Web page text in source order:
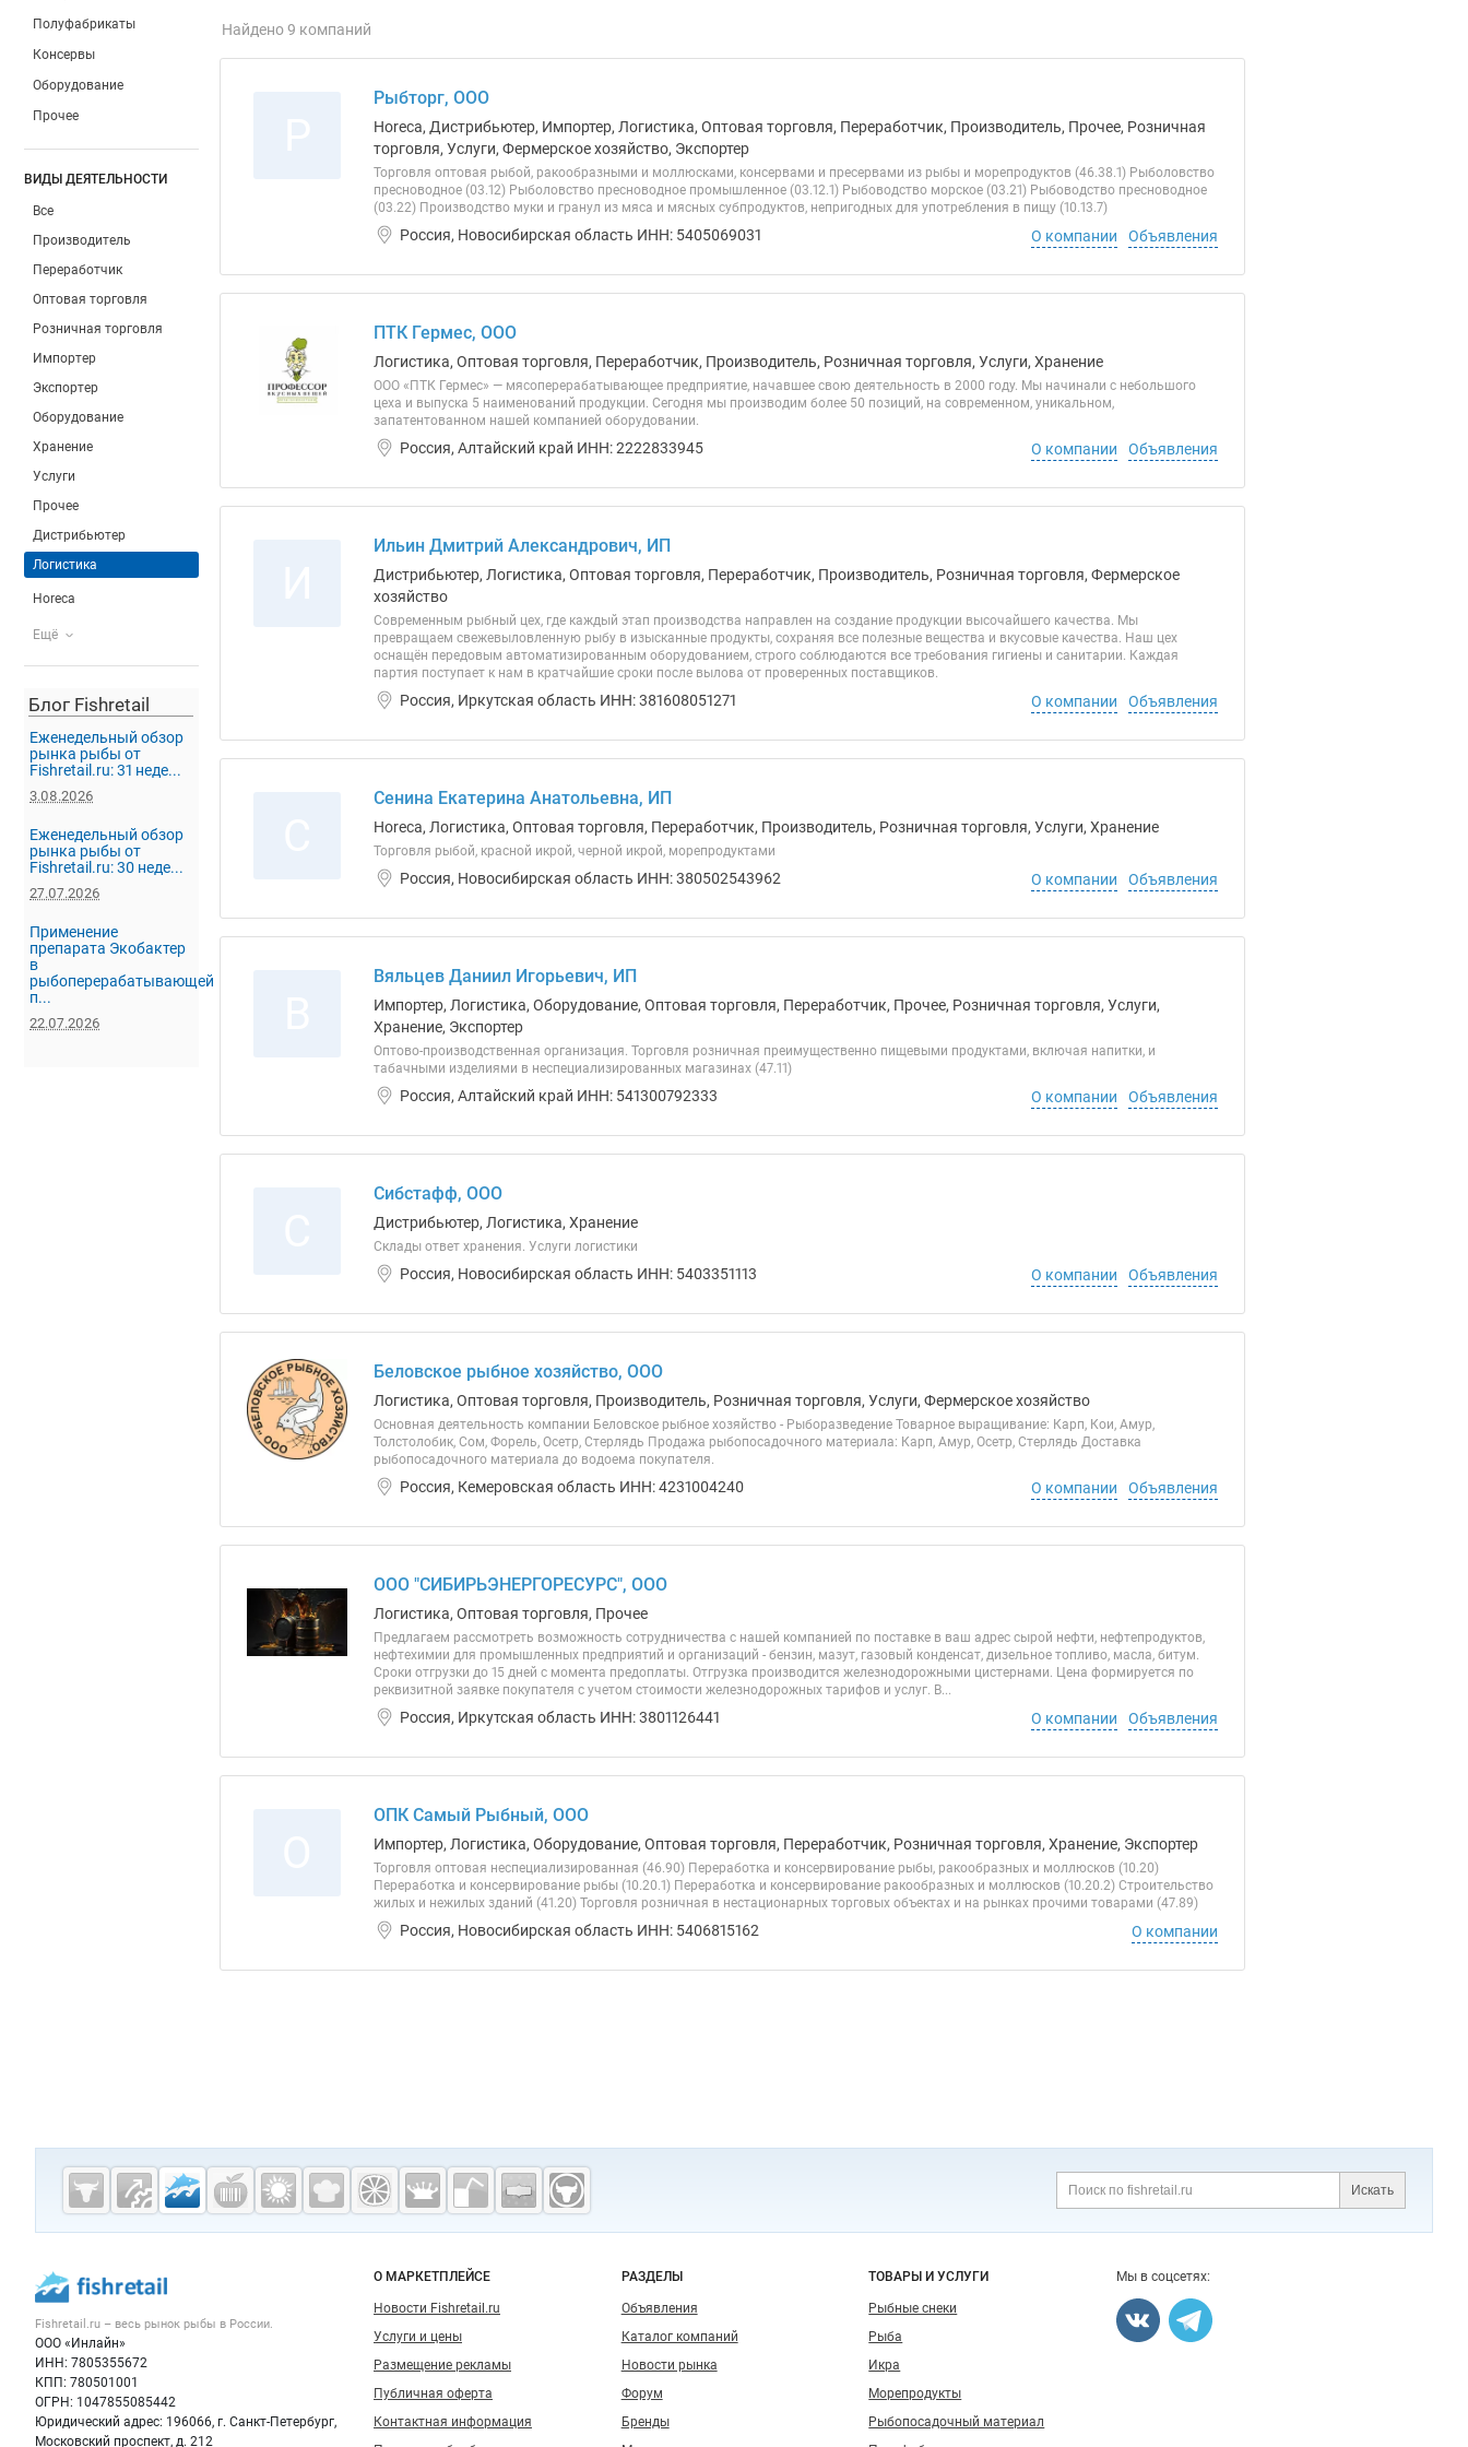
Полуфабрикаты
Консервы
Оборудование
Прочее
ВИДЫ ДЕЯТЕЛЬНОСТИ
Все
Производитель
Переработчик
Оптовая торговля
Розничная торговля
Импортер
Экспортер
Оборудование
Хранение
Услуги
Прочее
Дистрибьютер
Логистика
Horeca
Ещё
Блог Fishretail
Еженедельный обзор
рынка рыбы от
Fishretail.ru: 31 неде...
3.08.2026
Еженедельный обзор
рынка рыбы от
Fishretail.ru: 30 неде...
27.07.2026
Применение
препарата Экобактер
в
рыбоперерабатывающей
п...
22.07.2026
Найдено 9 компаний
Рыбторг, ООО
Horeca, Дистрибьютер, Импортер, Логистика, Оптовая торговля, Переработчик, Производитель, Прочее, Розничная
торговля, Услуги, Фермерское хозяйство, Экспортер
Торговля оптовая рыбой, ракообразными и моллюсками, консервами и пресервами из рыбы и морепродуктов (46.38.1) Рыболовство
пресноводное (03.12) Рыболовство пресноводное промышленное (03.12.1) Рыбоводство морское (03.21) Рыбоводство пресноводное
(03.22) Производство муки и гранул из мяса и мясных субпродуктов, непригодных для употребления в пищу (10.13.7)
Россия, Новосибирская область ИНН: 5405069031 О компании Объявления
ПТК Гермес, ООО
Логистика, Оптовая торговля, Переработчик, Производитель, Розничная торговля, Услуги, Хранение
ООО «ПТК Гермес» — мясоперерабатывающее предприятие, начавшее свою деятельность в 2000 году. Мы начинали с небольшого
цеха и выпуска 5 наименований продукции. Сегодня мы производим более 50 позиций, на современном, уникальном,
запатентованном нашей компанией оборудовании.
Россия, Алтайский край ИНН: 2222833945 О компании Объявления
Ильин Дмитрий Александрович, ИП
Дистрибьютер, Логистика, Оптовая торговля, Переработчик, Производитель, Розничная торговля, Фермерское
хозяйство
Современным рыбный цех, где каждый этап производства направлен на создание продукции высочайшего качества. Мы
превращаем свежевыловленную рыбу в изысканные продукты, сохраняя все полезные вещества и вкусовые качества. Наш цех
оснащён передовым автоматизированным оборудованием, строго соблюдаются все требования гигиены и санитарии. Каждая
партия поступает к нам в кратчайшие сроки после вылова от проверенных поставщиков.
Россия, Иркутская область ИНН: 381608051271 О компании Объявления
Сенина Екатерина Анатольевна, ИП
Horeca, Логистика, Оптовая торговля, Переработчик, Производитель, Розничная торговля, Услуги, Хранение
Торговля рыбой, красной икрой, черной икрой, морепродуктами
Россия, Новосибирская область ИНН: 380502543962 О компании Объявления
Вяльцев Даниил Игорьевич, ИП
Импортер, Логистика, Оборудование, Оптовая торговля, Переработчик, Прочее, Розничная торговля, Услуги,
Хранение, Экспортер
Оптово-производственная организация. Торговля розничная преимущественно пищевыми продуктами, включая напитки, и
табачными изделиями в неспециализированных магазинах (47.11)
Россия, Алтайский край ИНН: 541300792333 О компании Объявления
Сибстафф, ООО
Дистрибьютер, Логистика, Хранение
Склады ответ хранения. Услуги логистики
Россия, Новосибирская область ИНН: 5403351113 О компании Объявления
Беловское рыбное хозяйство, ООО
Логистика, Оптовая торговля, Производитель, Розничная торговля, Услуги, Фермерское хозяйство
Основная деятельность компании Беловское рыбное хозяйство - Рыборазведение Товарное выращивание: Карп, Кои, Амур,
Толстолобик, Сом, Форель, Осетр, Стерлядь Продажа рыбопосадочного материала: Карп, Амур, Осетр, Стерлядь Доставка
рыбопосадочного материала до водоема покупателя.
Россия, Кемеровская область ИНН: 4231004240 О компании Объявления
ООО "СИБИРЬЭНЕРГОРЕСУРС", ООО
Логистика, Оптовая торговля, Прочее
Предлагаем рассмотреть возможность сотрудничества с нашей компанией по поставке в ваш адрес сырой нефти, нефтепродуктов,
нефтехимии для промышленных предприятий и организаций - бензин, мазут, газовый конденсат, дизельное топливо, масла, битум.
Сроки отгрузки до 15 дней с момента предоплаты. Отгрузка производится железнодорожными цистернами. Цена формируется по
реквизитной заявке покупателя с учетом стоимости железнодорожных тарифов и услуг. В...
Россия, Иркутская область ИНН: 3801126441 О компании Объявления
ОПК Самый Рыбный, ООО
Импортер, Логистика, Оборудование, Оптовая торговля, Переработчик, Розничная торговля, Хранение, Экспортер
Торговля оптовая неспециализированная (46.90) Переработка и консервирование рыбы, ракообразных и моллюсков (10.20)
Переработка и консервирование рыбы (10.20.1) Переработка и консервирование ракообразных и моллюсков (10.20.2) Строительство
жилых и нежилых зданий (41.20) Торговля розничная в нестационарных торговых объектах и на рынках прочими товарами (47.89)
Россия, Новосибирская область ИНН: 5406815162 О компании
Дополнительная информация
Искать
Cсылки на полезные проекты
Fishretail.ru —
рыба,
Важные разделы и контакты
Fishretail.ru – весь рынок рыбы в России.
ООО «Инлайн»
ИНН: 7805355672
КПП: 780501001
ОГРН: 1047855085442
Юридический адрес: 196066, г. Санкт-Петербург,
Московский проспект, д. 212
Навигация по сайту
О МАРКЕТПЛЕЙСЕ
Новости Fishretail.ru
Услуги и цены
Размещение рекламы
Публичная оферта
Контактная информация
РАЗДЕЛЫ
Объявления
Каталог компаний
Новости рынка
Форум
Бренды
ТОВАРЫ И УСЛУГИ
Рыбные снеки
Рыба
Икра
Морепродукты
Рыбопосадочный материал
Мы в соцсетях: